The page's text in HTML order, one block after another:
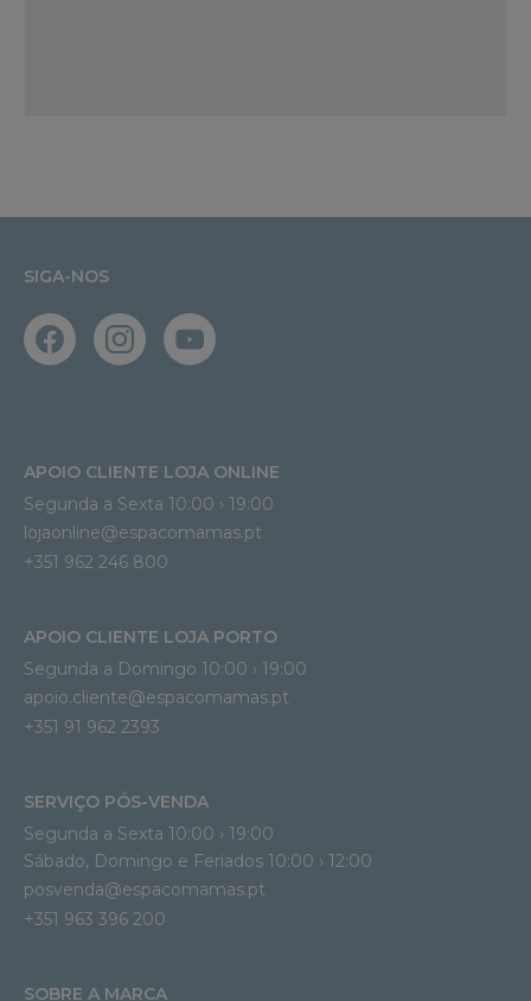
SIGA-NOS
APOIO CLIENTE LOJA ONLINE
Segunda a Sexta 10:00 › 19:00
lojaonline@espacomamas.pt
+351 962 246 800
APOIO CLIENTE LOJA PORTO
Segunda a Domingo 10:00 › 19:00
apoio.cliente@espacomamas.pt
+351 91 962 2393
SERVIÇO PÓS-VENDA
Segunda a Sexta 10:00 › 19:00
Sábado, Domingo e Feriados 10:00 › 12:00
posvenda@espacomamas.pt
+351 963 396 200
SOBRE A MARCA